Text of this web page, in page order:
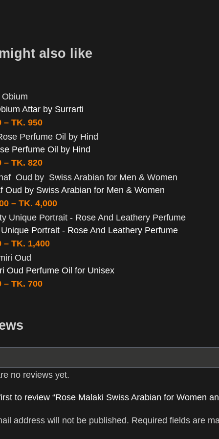
also like
Attar by Surrarti
– TK.950
Perfume Oil by Hind
– TK.820
Oud by Swiss Arabian for Men & Women
– TK.4,000
Portrait - Rose And Leathery Perfume
– TK. 1,400
Oud Perfume Oil for Unisex
– TK.700
no reviews yet.
to review “Rose Malaki Swiss Arabian for Women
address will not be published. Required fields are